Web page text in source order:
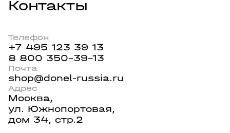
Контакты
Телефон
+7 495 123 39 13
8 800 350-39-13
Почта
shop@donel-russia.ru
Адрес
Москва,
ул. Южнопортовая,
дом 34, стр.2